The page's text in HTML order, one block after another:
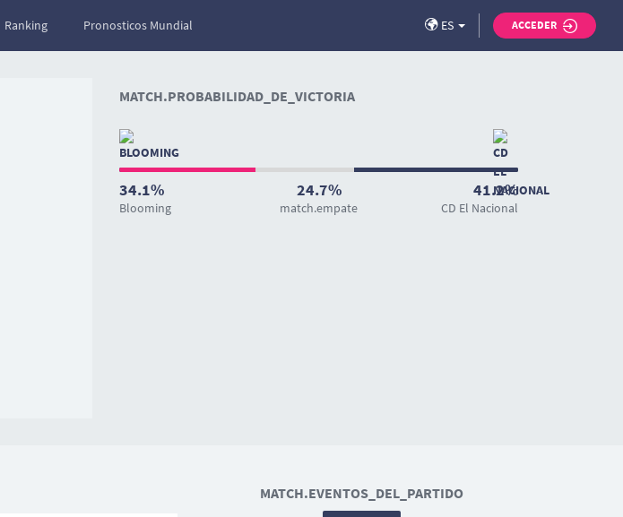
Ranking Pronosticos Mundial ES ACCEDER
MATCH.PROBABILIDAD_DE_VICTORIA
34.1%
Blooming
24.7%
match.empate
41.2%
CD El Nacional
MATCH.EVENTOS_DEL_PARTIDO